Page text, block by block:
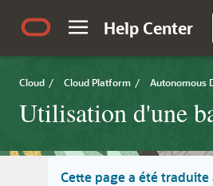
Help Center
Cloud / Cloud Platform / Autonomous
Utilisation d'une
Cette page a été